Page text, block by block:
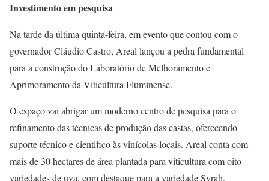
Investimento em pesquisa
Na tarde da última quinta-feira, em evento que contou com o
governador Cláudio Castro, Areal lançou a pedra fundamental
para a construção do Laboratório de Melhoramento e
Aprimoramento da Viticultura Fluminense.
O espaço vai abrigar um moderno centro de pesquisa para o
refinamento das técnicas de produção das castas, oferecendo
suporte técnico e cientifico às vinícolas locais. Areal conta com
mais de 30 hectares de área plantada para viticultura com oito
variedades de uva, com destaque para a variedade Syrah.